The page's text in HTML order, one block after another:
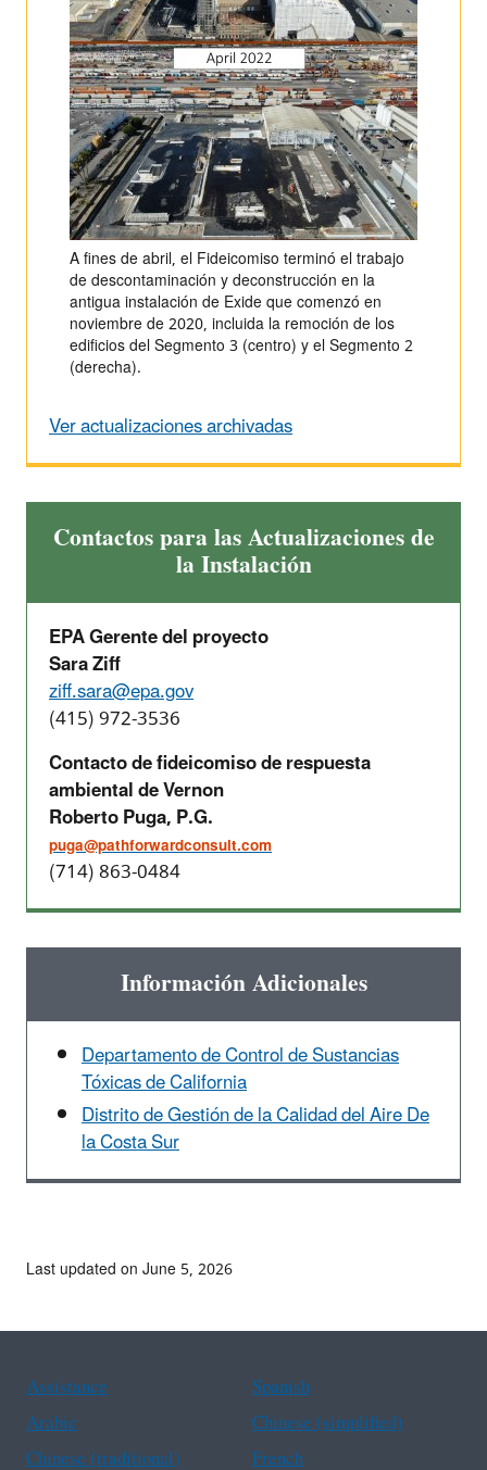
A fines de abril, el Fideicomiso terminó el trabajo
de descontaminación y deconstrucción en la
antigua instalación de Exide que comenzó en
noviembre de 2020, incluida la remoción de los
edificios del Segmento 3 (centro) y el Segmento 2
(derecha).
Ver actualizaciones archivadas
Contactos para las Actualizaciones de
la Instalación
EPA Gerente del proyecto
Sara Ziff
ziff.sara@epa.gov
(415) 972-3536
Contacto de fideicomiso de respuesta
ambiental de Vernon
Roberto Puga, P.G.
puga@pathforwardconsult.com
(714) 863-0484
Información Adicionales
Departamento de Control de Sustancias
Tóxicas de California
Distrito de Gestión de la Calidad del Aire De
la Costa Sur
Last updated on June 5, 2026
Assistance
Spanish
Arabic
Chinese (simplified)
Chinese (traditional)
French